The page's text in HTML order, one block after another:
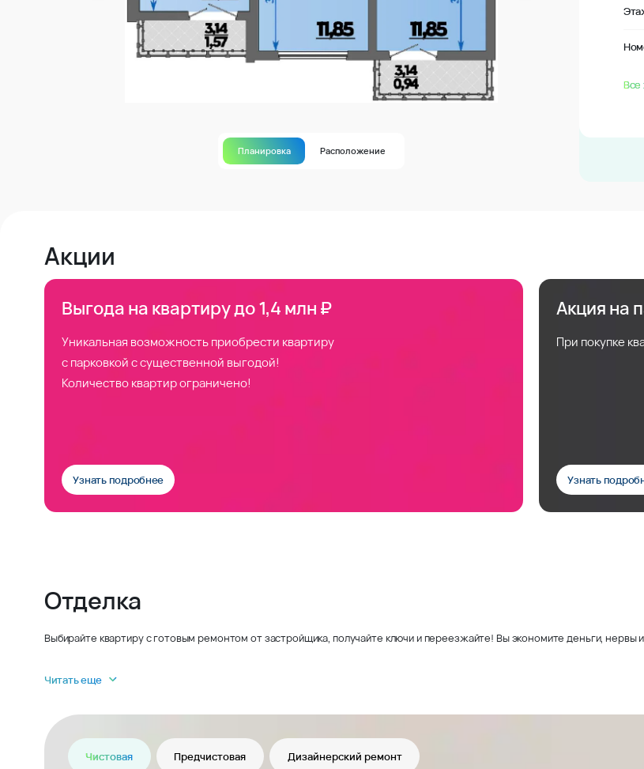
Планировка Расположение
Все
Акции
Выгода на квартиру до 1,4 млн ₽
Уникальная возможность приобрести квартиру
с парковкой с существенной выгодой!
Количество квартир ограничено!
Узнать подробнее
Акция на
При покупке
Узнать
Отделка
Выбирайте квартиру с готовым ремонтом от застройщика, получайте ключи и переезжайте! Вы экономите деньги, нервы
Читать еще
Чистовая Предчистовая Дизайнерский ремонт